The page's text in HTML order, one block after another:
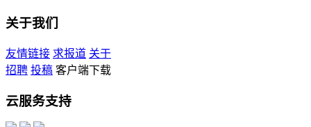
关于我们
友情链接 求报道 关于
招聘 投稿 客户端下载
云服务支持